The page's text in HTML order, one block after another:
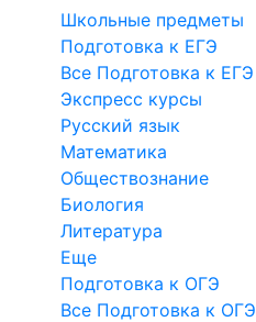
Школьные предметы
Подготовка к ЕГЭ
Все Подготовка к ЕГЭ
Экспресс курсы
Русский язык
Математика
Обществознание
Биология
Литература
Еще
Подготовка к ОГЭ
Все Подготовка к ОГЭ